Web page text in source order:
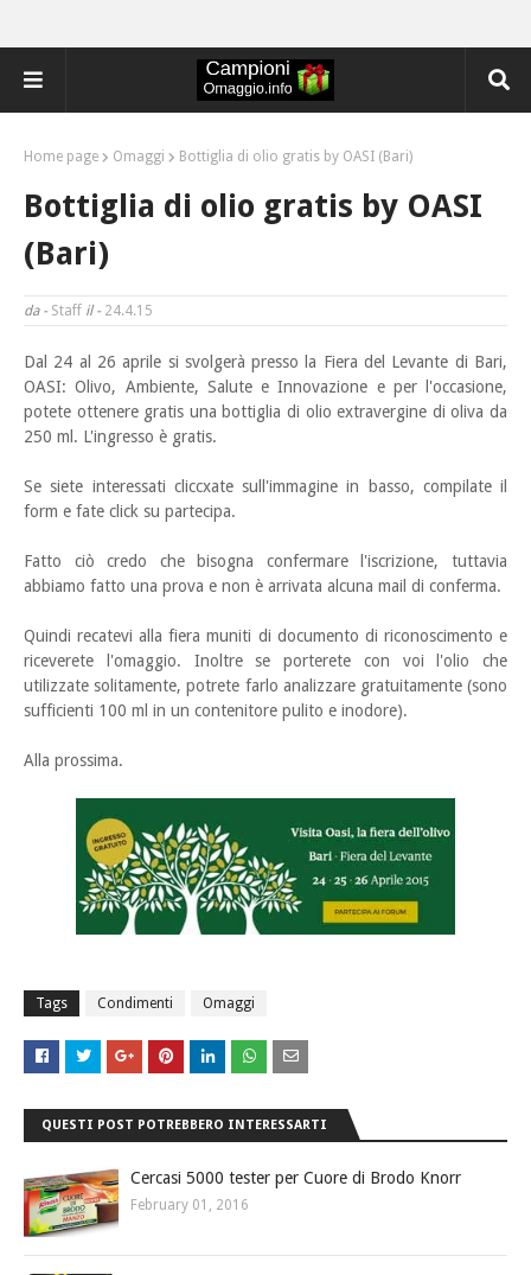
Home page Omaggi Bottiglia di olio gratis by OASI (Bari)
Bottiglia di olio gratis by OASI
(Bari)
da - Staff il - 24.4.15
Dal 24 al 26 aprile si svolgerà presso la Fiera del Levante di Bari,
OASI: Olivo, Ambiente, Salute e Innovazione e per l'occasione,
potete ottenere gratis una bottiglia di olio extravergine di oliva da
250 ml. L'ingresso è gratis.
Se siete interessati cliccxate sull'immagine in basso, compilate il
form e fate click su partecipa.
Fatto ciò credo che bisogna confermare l'iscrizione, tuttavia
abbiamo fatto una prova e non è arrivata alcuna mail di conferma.
Quindi recatevi alla fiera muniti di documento di riconoscimento e
riceverete l'omaggio. Inoltre se porterete con voi l'olio che
utilizzate solitamente, potrete farlo analizzare gratuitamente (sono
sufficienti 100 ml in un contenitore pulito e inodore).
Alla prossima.
Tags Condimenti Omaggi
QUESTI POST POTREBBERO INTERESSARTI
Cercasi 5000 tester per Cuore di Brodo Knorr
February 01, 2016